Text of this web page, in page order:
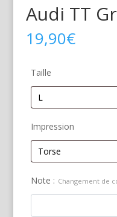
Audi TT
19,90€
Taille
Impression
Note : Changement de